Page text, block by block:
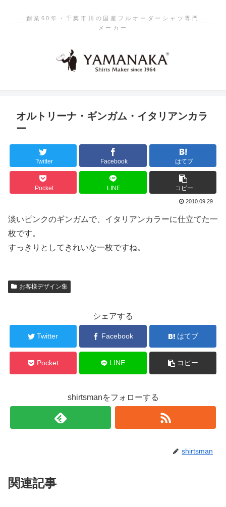
創業60年・千葉市川の国産フルオーダーシャツ専門
メーカー
オルトリーナ・ギンガム・イタリアンカラ
ー
Twitter Facebook はてブ
Pocket LINE コピー
2010.09.29
淡いピンクのギンガムで、イタリアンカラーに仕立てた一
枚です。
すっきりとしてきれいな一枚ですね。
お客様デザイン集
シェアする
Twitter Facebook はてブ
Pocket LINE コピー
shirtsmanをフォローする
shirtsman
関連記事